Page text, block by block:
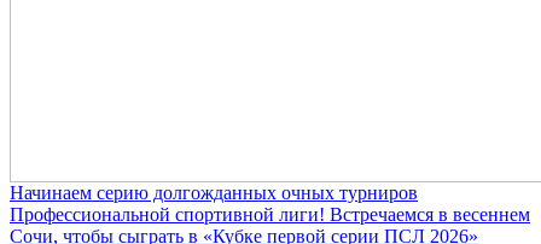
Начинаем серию долгожданных очных турниров
Профессиональной спортивной лиги! Встречаемся в весеннем
Сочи, чтобы сыграть в «Кубке первой серии ПСЛ 2026»